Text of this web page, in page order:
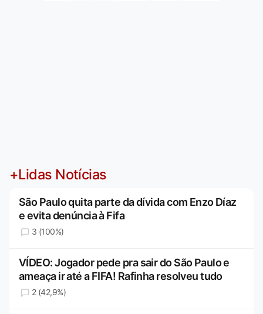
+Lidas Notícias
São Paulo quita parte da dívida com Enzo Díaz
e evita denúncia à Fifa
3 (100%)
VÍDEO: Jogador pede pra sair do São Paulo e
ameaça ir até a FIFA! Rafinha resolveu tudo
2 (42,9%)